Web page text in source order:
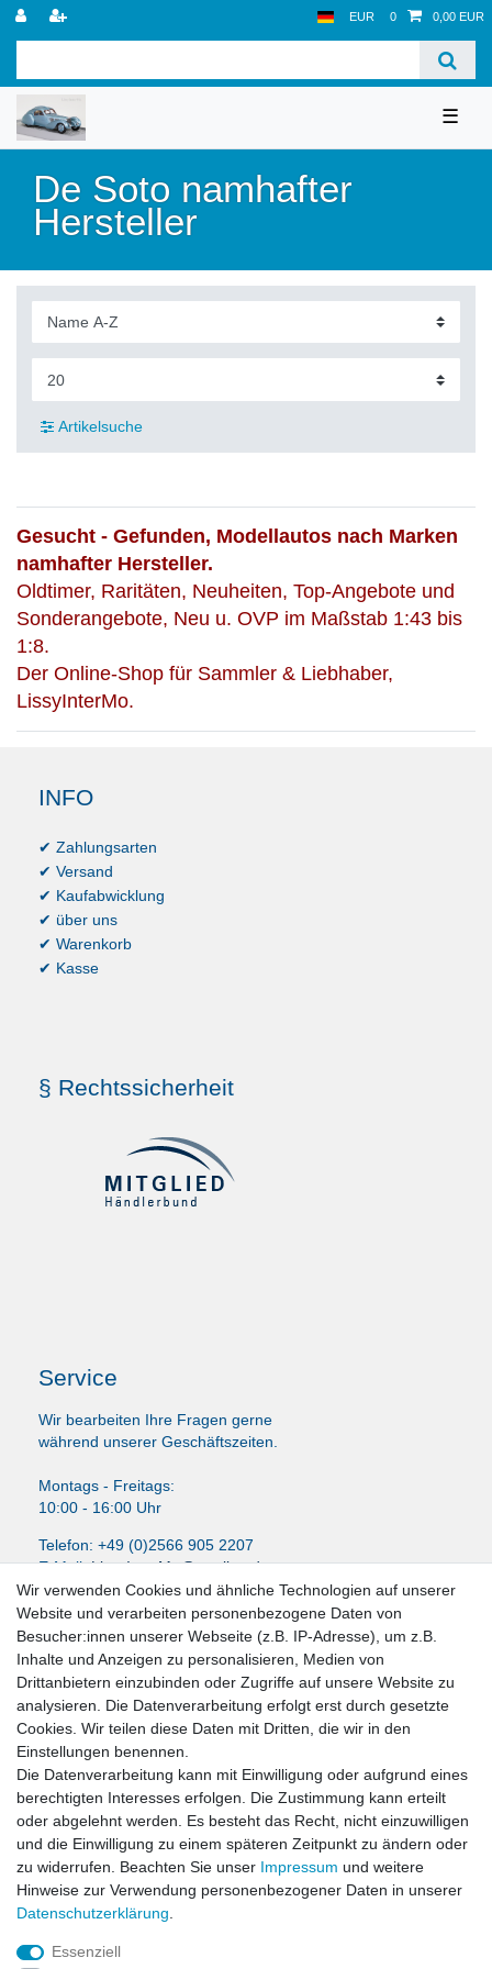
EUR 0 0,00 EUR
☰
De Soto namhafter
Hersteller
Artikelsuche
Gesucht - Gefunden, Modellautos nach Marken
namhafter Hersteller.
Oldtimer, Raritäten, Neuheiten, Top-Angebote und
Sonderangebote, Neu u. OVP im Maßstab 1:43 bis
1:8.
Der Online-Shop für Sammler & Liebhaber,
LissyInterMo.
INFO
✔ Zahlungsarten
✔ Versand
✔ Kaufabwicklung
✔ über uns
✔ Warenkorb
✔ Kasse
§ Rechtssicherheit
Service
Wir bearbeiten Ihre Fragen gerne
während unserer Geschäftszeiten.
Montags - Freitags:
10:00 - 16:00 Uhr
Telefon: +49 (0)2566 905 2207
E-Mail:LissyInterMo@t-online.de
News-Letter abonieren
VORNAME NACHNAME
E-MAIL **
Newsletter
Honig
Hiermit bestätige ich, dass ich dieDaten­schutz­erklärunggelesen habe. Meine
Einwilligung kann ich jederzeit widerrufen.**
Abonnieren
Wir verwenden Cookies und ähnliche Technologien auf unserer
Website und verarbeiten personenbezogene Daten von
Besucher:innen unserer Webseite (z.B. IP-Adresse), um z.B.
Inhalte und Anzeigen zu personalisieren, Medien von
Drittanbietern einzubinden oder Zugriffe auf unsere Website zu
analysieren. Die Datenverarbeitung erfolgt erst durch gesetzte
Cookies. Wir teilen diese Daten mit Dritten, die wir in den
Einstellungen benennen.
Die Datenverarbeitung kann mit Einwilligung oder aufgrund eines
berechtigten Interesses erfolgen. Die Zustimmung kann erteilt
oder abgelehnt werden. Es besteht das Recht, nicht einzuwilligen
und die Einwilligung zu einem späteren Zeitpunkt zu ändern oder
zu widerrufen. Beachten Sie unser Impressum und weitere
Hinweise zur Verwendung personenbezogener Daten in unserer
Daten­schutz­erklärung
Essenziell